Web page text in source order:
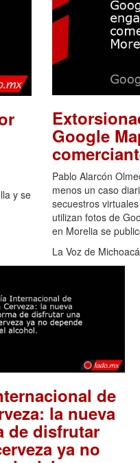
y se
Google
Pablo Alarcón
menos un caso
secuestros
utilizan fotos de
en Morelia se
La Voz de
de
la nueva
de disfrutar
ya no